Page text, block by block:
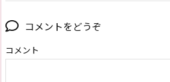
コメントをどうぞ
コメント